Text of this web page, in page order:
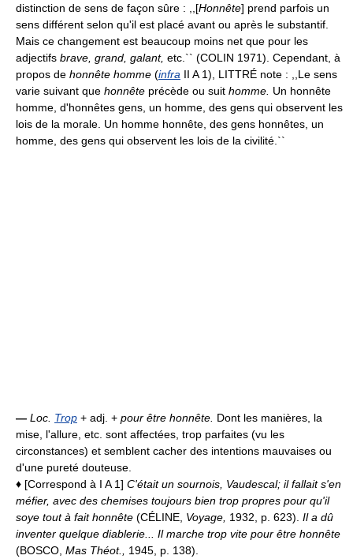
distinction de sens de façon sûre : ,,[Honnête] prend parfois un
sens différent selon qu'il est placé avant ou après le substantif.
Mais ce changement est beaucoup moins net que pour les
adjectifs brave, grand, galant, etc.`` (COLIN 1971). Cependant, à
propos de honnête homme (infra II A 1), LITTRÉ note : ,,Le sens
varie suivant que honnête précède ou suit homme. Un honnête
homme, d'honnêtes gens, un homme, des gens qui observent les
lois de la morale. Un homme honnête, des gens honnêtes, un
homme, des gens qui observent les lois de la civilité.``
— Loc. Trop + adj. + pour être honnête. Dont les manières, la
mise, l'allure, etc. sont affectées, trop parfaites (vu les
circonstances) et semblent cacher des intentions mauvaises ou
d'une pureté douteuse.
♦ [Correspond à I A 1] C'était un sournois, Vaudescal; il fallait s'en
méfier, avec des chemises toujours bien trop propres pour qu'il
soye tout à fait honnête (CÉLINE, Voyage, 1932, p. 623). Il a dû
inventer quelque diablerie... Il marche trop vite pour être honnête
(BOSCO, Mas Théot., 1945, p. 138).